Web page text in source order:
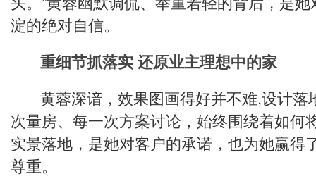
淀的绝对自信。
重细节抓落实 还原业主理想中的家
黄蓉深谙，效果图画得好并不难,设计落
次量房、每一次方案讨论，始终围绕着如何
实景落地，是她对客户的承诺，也为她赢得
尊重。